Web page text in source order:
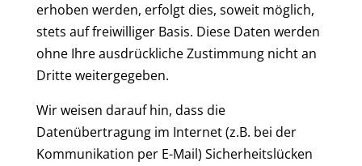
erhoben werden, erfolgt dies, soweit möglich,
stets auf freiwilliger Basis. Diese Daten werden
ohne Ihre ausdrückliche Zustimmung nicht an
Dritte weitergegeben.
Wir weisen darauf hin, dass die
Datenübertragung im Internet (z.B. bei der
Kommunikation per E-Mail) Sicherheitslücken